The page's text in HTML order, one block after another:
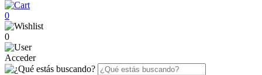
0
0
Acceder